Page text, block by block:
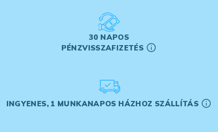
30 NAPOS
PÉNZVISSZAFIZETÉS
INGYENES, 1 MUNKANAPOS HÁZHOZ SZÁLLÍTÁS